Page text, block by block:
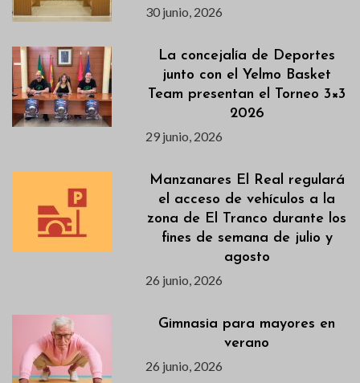
30 junio, 2026
La concejalía de Deportes
junto con el Yelmo Basket
Team presentan el Torneo 3×3
2026
29 junio, 2026
Manzanares El Real regulará
el acceso de vehículos a la
zona de El Tranco durante los
fines de semana de julio y
agosto
26 junio, 2026
Gimnasia para mayores en
verano
26 junio, 2026